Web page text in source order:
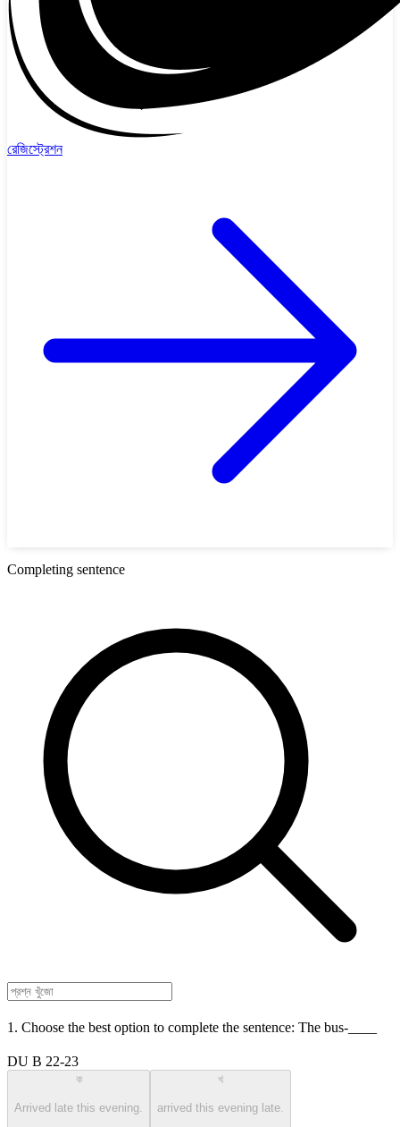
রেজিস্ট্রেশন
Completing sentence
1. Choose the best option to complete the sentence: The bus-____
DU B 22-23
ক
Arrived late this evening.
খ
arrived this evening late.